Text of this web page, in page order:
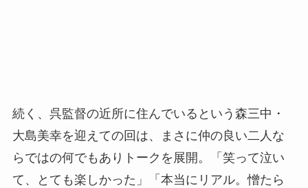
続く、呉監督の近所に住んでいるという森三中・
大島美幸を迎えての回は、まさに仲の良い二人な
らではの何でもありトークを展開。「笑って泣い
て、とても楽しかった」「本当にリアル。憎たら